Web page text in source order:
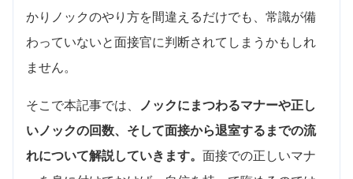
かりノックのやり方を間違えるだけでも、常識が備
わっていないと面接官に判断されてしまうかもしれ
ません。
そこで本記事では、
ノックにまつわるマナーや正し
いノックの回数、そして面接から退室するまでの流
れについて解説していきます。 面接での正しいマナ